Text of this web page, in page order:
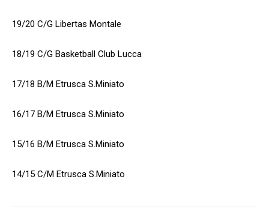
19/20 C/G Libertas Montale
18/19 C/G Basketball Club Lucca
17/18 B/M Etrusca S.Miniato
16/17 B/M Etrusca S.Miniato
15/16 B/M Etrusca S.Miniato
14/15 C/M Etrusca S.Miniato